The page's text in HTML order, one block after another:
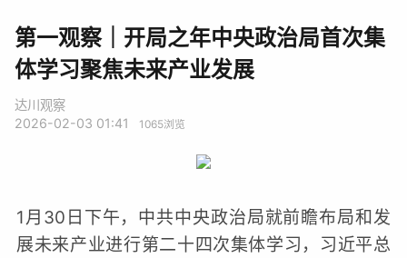
第一观察｜开局之年中央政治局首次集
体学习聚焦未来产业发展
达川观察
2026-02-03 01:41
1065浏览
1月30日下午，中共中央政治局就前瞻布局和发
展未来产业进行第二十四次集体学习，习近平总